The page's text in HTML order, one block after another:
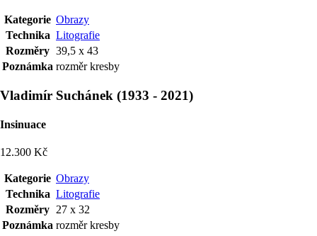
Kategorie Obrazy
Technika Litografie
Rozměry 39,5 x 43
Poznámka rozměr kresby
Vladimír Suchánek (1933 - 2021)
Insinuace
12.300 Kč
Kategorie Obrazy
Technika Litografie
Rozměry 27 x 32
Poznámka rozměr kresby